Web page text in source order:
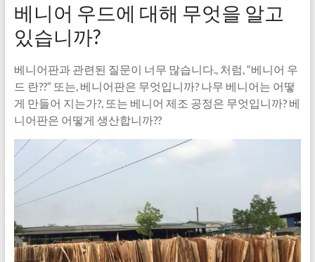
베니어 우드에 대해 무엇을 알고
있습니까?
베니어판과 관련된 질문이 너무 많습니다., 처럼, “베니어 우
드 란??” 또는, 베니어판은 무엇입니까? 나무 베니어는 어떻
게 만들어 지는가?, 또는 베니어 제조 공정은 무엇입니까? 베
니어판은 어떻게 생산합니까??